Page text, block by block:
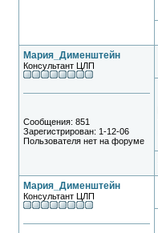
Мария_Дименштейн
Консультант ЦЛП
Сообщения: 851
Зарегистрирован: 1-12-06
Пользователя нет на форуме
Мария_Дименштейн
Консультант ЦЛП